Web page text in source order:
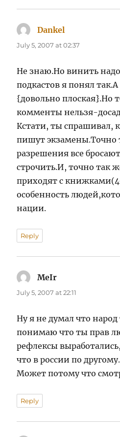
Dankel
July 5, 2007 at 02:37
Не знаю.Но винить
подкастов я понял
{довольно плоская}.Но
комменты нельзя-
Кстати, ты спрашивал,
пишут экзамены.Точно
разрешения все
строчить.И, точно так
приходят с
особенность
нации.
Reply
MeIr
July 5, 2007 at 22:11
Ну я не думал что народ
понимаю что ты прав
рефлексы
что в россии по
Может потому что
Reply